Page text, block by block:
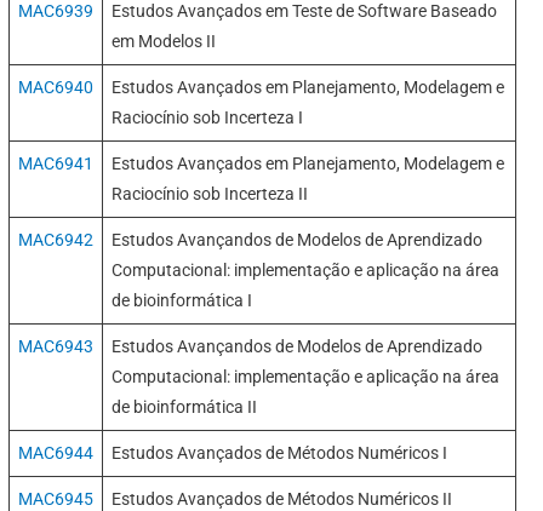
MAC6939
Estudos Avançados em Teste de Software Baseado
em Modelos II
MAC6940
Estudos Avançados em Planejamento, Modelagem e
Raciocínio sob Incerteza I
MAC6941
Estudos Avançados em Planejamento, Modelagem e
Raciocínio sob Incerteza II
MAC6942
Estudos Avançandos de Modelos de Aprendizado
Computacional: implementação e aplicação na área
de bioinformática I
MAC6943
Estudos Avançandos de Modelos de Aprendizado
Computacional: implementação e aplicação na área
de bioinformática II
MAC6944 Estudos Avançados de Métodos Numéricos I
MAC6945 Estudos Avançados de Métodos Numéricos II